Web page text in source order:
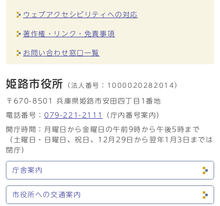
ウェブアクセシビリティへの対応
著作権・リンク・免責事項
お問い合わせ窓口一覧
姫路市役所 （法人番号： 1000020282014）
〒670-8501 兵庫県姫路市安田四丁目1番地
電話番号： 079-221-2111
（庁内番号案内）
開庁時間：月曜日から金曜日の午前9時から午後5時まで
（土曜日・日曜日、祝日、12月29日から翌年1月3日までは
閉庁）
庁舎案内
市役所への交通案内